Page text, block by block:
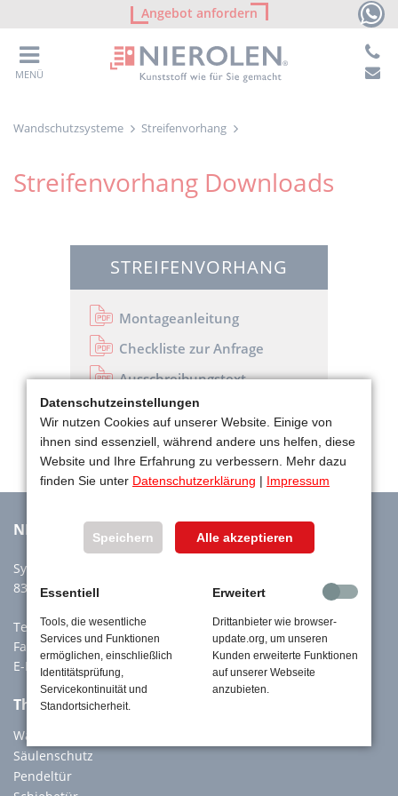
Angebot anfordern
MENÜ
Wandschutzsysteme Streifenvorhang
Streifenvorhang Downloads
STREIFENVORHANG
Montageanleitung
Checkliste zur Anfrage
Ausschreibungstext
NIEROLEN GmbH
Sylvensteinstr. 60a
83661 Lenggries
Tel:
+49 8042 914880
Fax: +49 8042 914888
E-Mail:info@nierolen.de
Themen Specials
Wandschutz
Säulenschutz
Pendeltür
Datenschutzeinstellungen
Wir nutzen Cookies auf unserer Website. Einige von
ihnen sind essenziell, während andere uns helfen, diese
Website und Ihre Erfahrung zu verbessern. Mehr dazu
finden Sie unter Datenschutzerklärung | Impressum
Speichern Alle akzeptieren
Essentiell
Tools, die wesentliche
Services und Funktionen
ermöglichen, einschließlich
Identitätsprüfung,
Servicekontinuität und
Standortsicherheit.
Erweitert
Drittanbieter wie browser-
update.org, um unseren
Kunden erweiterte Funktionen
auf unserer Webseite
anzubieten.